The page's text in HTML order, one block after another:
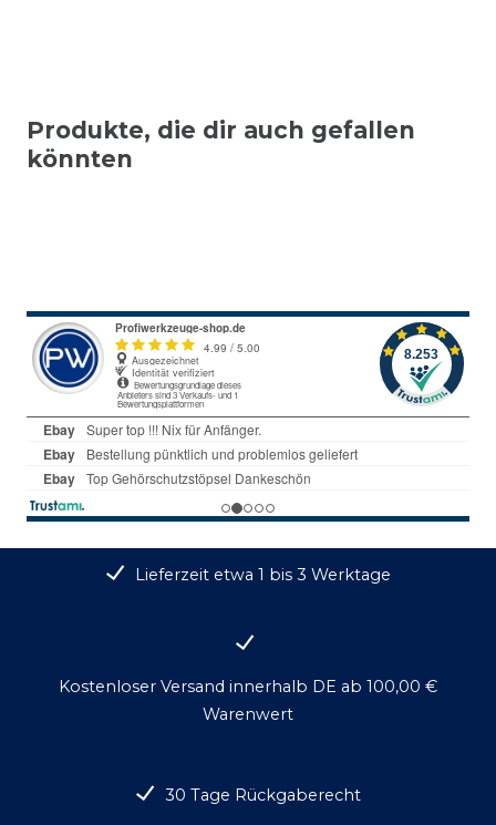
Produkte, die dir auch gefallen
könnten
Lieferzeit etwa 1 bis 3 Werktage
Kostenloser Versand innerhalb DE ab 100,00 €
Warenwert
30 Tage Rückgaberecht